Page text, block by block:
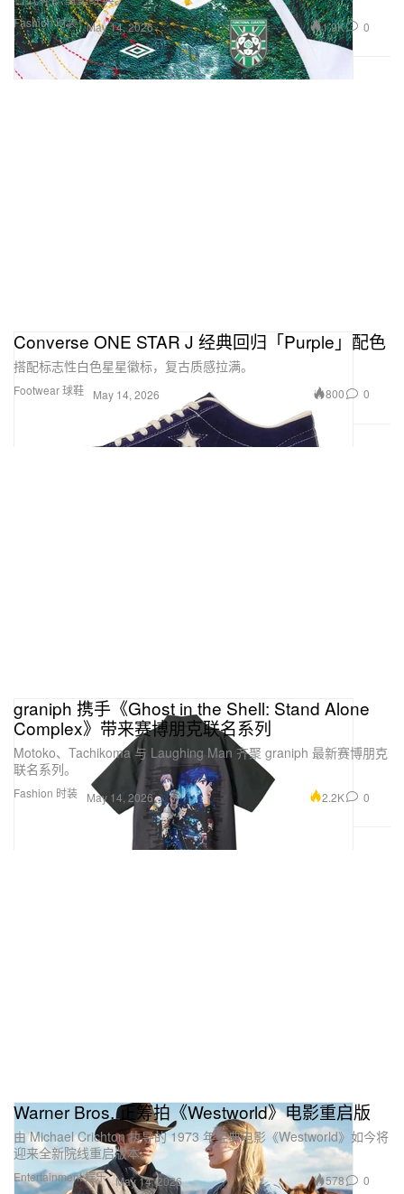
Fashion 时装 May 14, 2026 1.9K 0
Footwear 球鞋
Converse ONE STAR J 经典回归「Purple」配色
搭配标志性白色星星徽标，复古质感拉满。
May 14, 2026 800 0
Fashion 时装
graniph 携手《Ghost in the Shell: Stand Alone
Complex》带来赛博朋克联名系列
Motoko、Tachikoma 与 Laughing Man 齐聚 graniph 最新赛博朋克
联名系列。
May 14, 2026 2.2K 0
Entertainment 娱乐
Warner Bros. 正筹拍《Westworld》电影重启版
由 Michael Crichton 执导的 1973 年经典电影《Westworld》如今将
迎来全新院线重启版本。
May 14, 2026 578 0